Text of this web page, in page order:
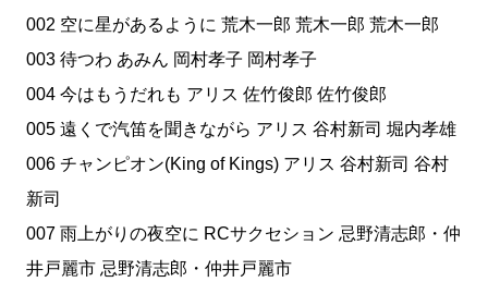
002 空に星があるように 荒木一郎 荒木一郎 荒木一郎
003 待つわ あみん 岡村孝子 岡村孝子
004 今はもうだれも アリス 佐竹俊郎 佐竹俊郎
005 遠くで汽笛を聞きながら アリス 谷村新司 堀内孝雄
006 チャンピオン(King of Kings) アリス 谷村新司 谷村
新司
007 雨上がりの夜空に RCサクセション 忌野清志郎・仲
井戸麗市 忌野清志郎・仲井戸麗市